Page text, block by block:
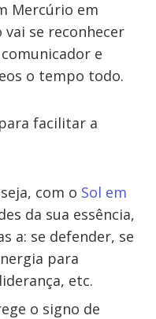
Mercúrio em
vai se reconhecer
e
o tempo todo.
facilitar a
com o Sol em
da sua essência,
a: se defender, se
para
etc.
o signo de